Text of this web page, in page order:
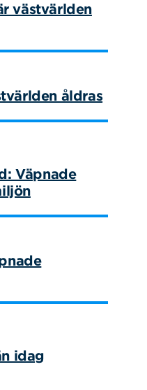
västvärlden
åldras
Väpnade
idag